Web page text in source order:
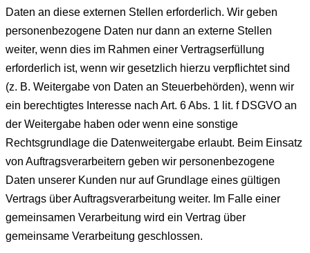
Daten an diese externen Stellen erforderlich. Wir geben
personenbezogene Daten nur dann an externe Stellen
weiter, wenn dies im Rahmen einer Vertragserfüllung
erforderlich ist, wenn wir gesetzlich hierzu verpflichtet sind
(z. B. Weitergabe von Daten an Steuerbehörden), wenn wir
ein berechtigtes Interesse nach Art. 6 Abs. 1 lit. f DSGVO an
der Weitergabe haben oder wenn eine sonstige
Rechtsgrundlage die Datenweitergabe erlaubt. Beim Einsatz
von Auftragsverarbeitern geben wir personenbezogene
Daten unserer Kunden nur auf Grundlage eines gültigen
Vertrags über Auftragsverarbeitung weiter. Im Falle einer
gemeinsamen Verarbeitung wird ein Vertrag über
gemeinsame Verarbeitung geschlossen.